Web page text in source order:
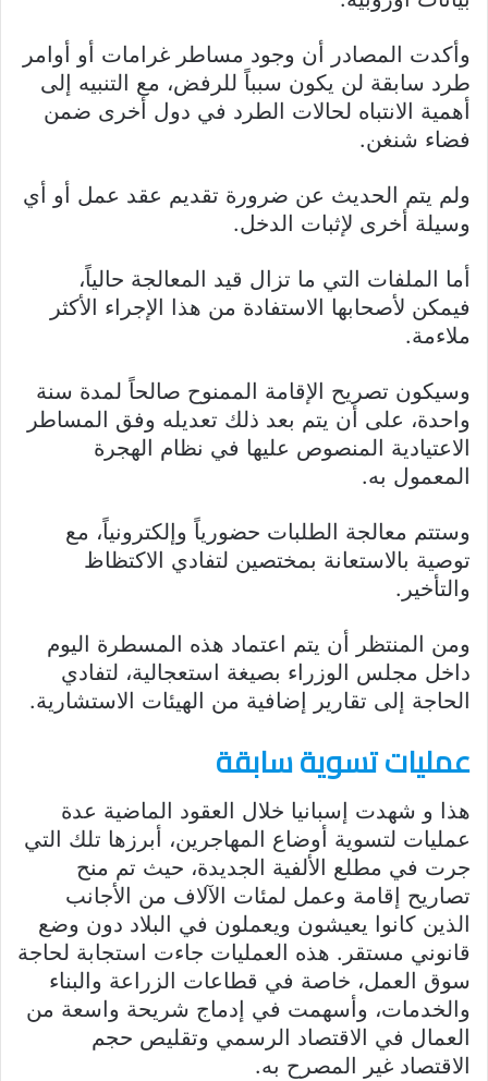
وأكدت المصادر أن وجود مساطر غرامات أو أوامر
طرد سابقة لن يكون سبباً للرفض، مع التنبيه إلى
أهمية الانتباه لحالات الطرد في دول أخرى ضمن
فضاء شنغن.
ولم يتم الحديث عن ضرورة تقديم عقد عمل أو أي
وسيلة أخرى لإثبات الدخل.
أما الملفات التي ما تزال قيد المعالجة حالياً،
فيمكن لأصحابها الاستفادة من هذا الإجراء الأكثر
ملاءمة.
وسيكون تصريح الإقامة الممنوح صالحاً لمدة سنة
واحدة، على أن يتم بعد ذلك تعديله وفق المساطر
الاعتيادية المنصوص عليها في نظام الهجرة
المعمول به.
وستتم معالجة الطلبات حضورياً وإلكترونياً، مع
توصية بالاستعانة بمختصين لتفادي الاكتظاظ
والتأخير.
ومن المنتظر أن يتم اعتماد هذه المسطرة اليوم
داخل مجلس الوزراء بصيغة استعجالية، لتفادي
الحاجة إلى تقارير إضافية من الهيئات الاستشارية.
عمليات تسوية سابقة
هذا و شهدت إسبانيا خلال العقود الماضية عدة
عمليات لتسوية أوضاع المهاجرين، أبرزها تلك التي
جرت في مطلع الألفية الجديدة، حيث تم منح
تصاريح إقامة وعمل لمئات الآلاف من الأجانب
الذين كانوا يعيشون ويعملون في البلاد دون وضع
قانوني مستقر. هذه العمليات جاءت استجابة لحاجة
سوق العمل، خاصة في قطاعات الزراعة والبناء
والخدمات، وأسهمت في إدماج شريحة واسعة من
العمال في الاقتصاد الرسمي وتقليص حجم
الاقتصاد غير المصرح به.